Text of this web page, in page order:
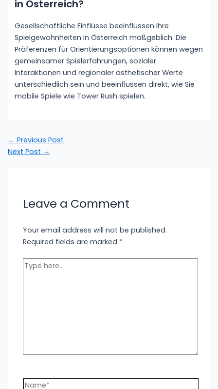
in Österreich?
Gesellschaftliche Einflüsse beeinflussen Ihre
Spielgewohnheiten in Österreich maßgeblich. Die
Präferenzen für Orientierungsoptionen können wegen
gemeinsamer Spielerfahrungen, sozialer
Interaktionen und regionaler ästhetischer Werte
unterschiedlich sein und beeinflussen direkt, wie Sie
mobile Spiele wie Tower Rush spielen.
← Previous Post
Next Post →
Leave a Comment
Your email address will not be published.
Required fields are marked *
Type
Name*